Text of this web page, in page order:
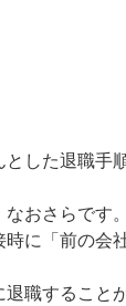
とした退職
おさらです。
に「前の
職すること